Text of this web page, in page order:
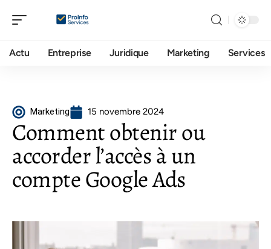
Actu Entreprise Juridique Marketing Services
Marketing 15 novembre 2024
Comment obtenir ou
accorder l’accès à un
compte Google Ads